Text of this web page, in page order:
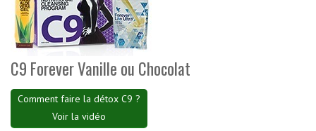
C9 Forever Vanille ou Chocolat
Comment faire la détox C9 ?
Voir la vidéo